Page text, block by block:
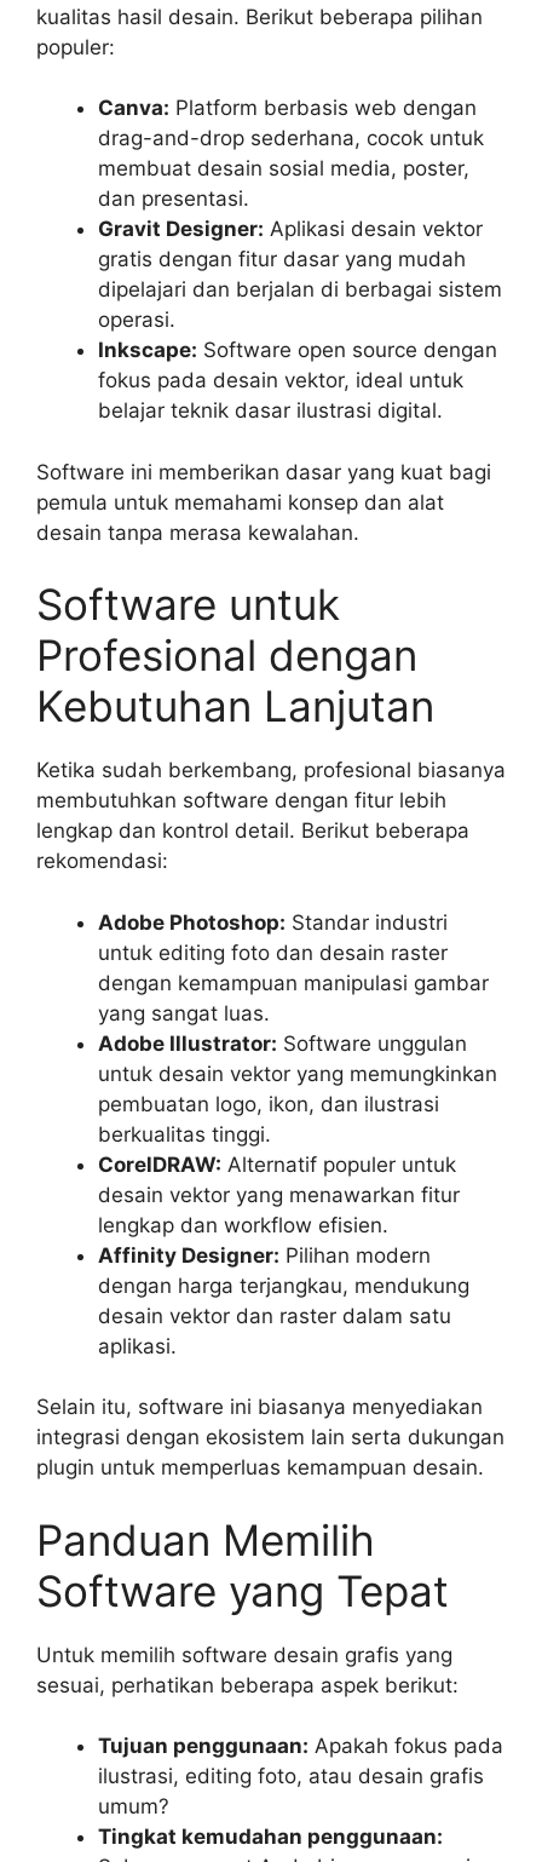
kualitas hasil desain. Berikut beberapa pilihan
populer:
Canva: Platform berbasis web dengan
drag-and-drop sederhana, cocok untuk
membuat desain sosial media, poster,
dan presentasi.
Gravit Designer: Aplikasi desain vektor
gratis dengan fitur dasar yang mudah
dipelajari dan berjalan di berbagai sistem
operasi.
Inkscape: Software open source dengan
fokus pada desain vektor, ideal untuk
belajar teknik dasar ilustrasi digital.
Software ini memberikan dasar yang kuat bagi
pemula untuk memahami konsep dan alat
desain tanpa merasa kewalahan.
Software untuk
Profesional dengan
Kebutuhan Lanjutan
Ketika sudah berkembang, profesional biasanya
membutuhkan software dengan fitur lebih
lengkap dan kontrol detail. Berikut beberapa
rekomendasi:
Adobe Photoshop: Standar industri
untuk editing foto dan desain raster
dengan kemampuan manipulasi gambar
yang sangat luas.
Adobe Illustrator: Software unggulan
untuk desain vektor yang memungkinkan
pembuatan logo, ikon, dan ilustrasi
berkualitas tinggi.
CorelDRAW: Alternatif populer untuk
desain vektor yang menawarkan fitur
lengkap dan workflow efisien.
Affinity Designer: Pilihan modern
dengan harga terjangkau, mendukung
desain vektor dan raster dalam satu
aplikasi.
Selain itu, software ini biasanya menyediakan
integrasi dengan ekosistem lain serta dukungan
plugin untuk memperluas kemampuan desain.
Panduan Memilih
Software yang Tepat
Untuk memilih software desain grafis yang
sesuai, perhatikan beberapa aspek berikut:
Tujuan penggunaan: Apakah fokus pada
ilustrasi, editing foto, atau desain grafis
umum?
Tingkat kemudahan penggunaan: